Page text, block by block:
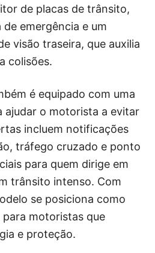
de placas de trânsito,
emergência e um
visão traseira, que auxilia
colisões.
é equipado com uma
ajudar o motorista a evitar
incluem notificações
tráfego cruzado e ponto
para quem dirige em
trânsito intenso. Com
se posiciona como
para motoristas que
e proteção.